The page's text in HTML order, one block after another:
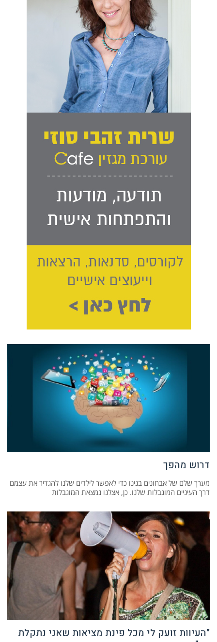
דרוש מהפך
מערך שלם של אבחונים בנינו כדי לאפשר לילדים שלנו להגדיר את עצמם
דרך העיניים המוגבלות שלנו. כן, אצלנו נמצאת המוגבלות
"העיוות זועק לי מכל פינת מציאות שאני נתקלת